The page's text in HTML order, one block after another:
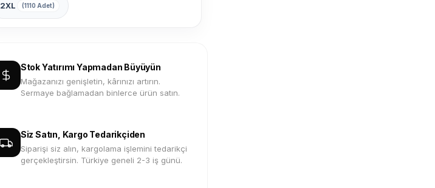
2XL (1110 Adet)
Stok Yatırımı Yapmadan Büyüyün
Mağazanızı genişletin, kârınızı artırın.
Sermaye bağlamadan binlerce ürün satın.
Siz Satın, Kargo Tedarikçiden
Siparişi siz alın, kargolama işlemini tedarikçi
gerçekleştirsin. Türkiye geneli 2-3 iş günü.